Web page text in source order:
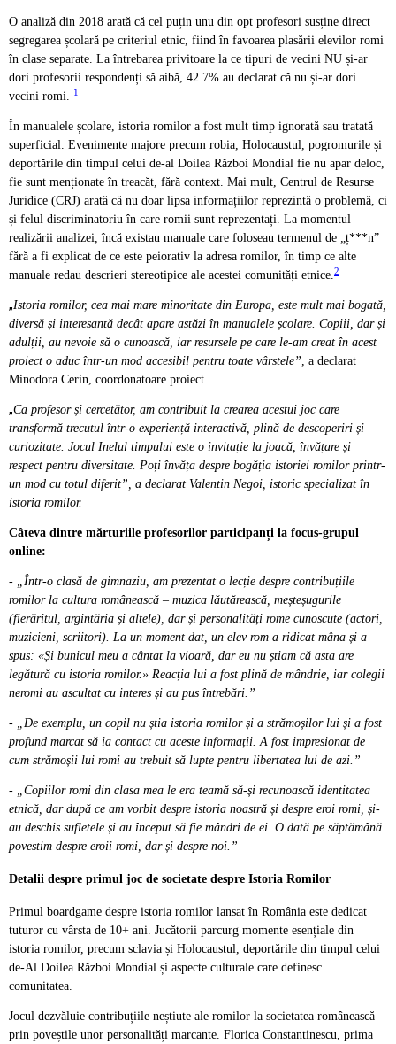
O analiză din 2018 arată că cel puțin unu din opt profesori susține direct
segregarea școlară pe criteriul etnic, fiind în favoarea plasării elevilor romi
în clase separate. La întrebarea privitoare la ce tipuri de vecini NU și-ar
dori profesorii respondenți să aibă, 42.7% au declarat că nu și-ar dori
vecini romi. 1
În manualele școlare, istoria romilor a fost mult timp ignorată sau tratată
superficial. Evenimente majore precum robia, Holocaustul, pogromurile și
deportările din timpul celui de-al Doilea Război Mondial fie nu apar deloc,
fie sunt menționate în treacăt, fără context. Mai mult, Centrul de Resurse
Juridice (CRJ) arată că nu doar lipsa informațiilor reprezintă o problemă, ci
și felul discriminatoriu în care romii sunt reprezentați. La momentul
realizării analizei, încă existau manuale care foloseau termenul de „ț***n”
fără a fi explicat de ce este peiorativ la adresa romilor, în timp ce alte
manuale redau descrieri stereotipice ale acestei comunități etnice.2
„Istoria romilor, cea mai mare minoritate din Europa, este mult mai bogată,
diversă și interesantă decât apare astăzi în manualele școlare. Copiii, dar și
adulții, au nevoie să o cunoască, iar resursele pe care le-am creat în acest
proiect o aduc într-un mod accesibil pentru toate vârstele”, a declarat
Minodora Cerin, coordonatoare proiect.
„Ca profesor și cercetător, am contribuit la crearea acestui joc care
transformă trecutul într-o experiență interactivă, plină de descoperiri și
curiozitate. Jocul Inelul timpului este o invitație la joacă, învățare și
respect pentru diversitate. Poți învăța despre bogăția istoriei romilor printr-
un mod cu totul diferit”, a declarat Valentin Negoi, istoric specializat în
istoria romilor.
Câteva dintre mărturiile profesorilor participanți la focus-grupul
online:
- „Într-o clasă de gimnaziu, am prezentat o lecție despre contribuțiile
romilor la cultura românească – muzica lăutărească, meșteșugurile
(fierăritul, argintăria și altele), dar și personalități rome cunoscute (actori,
muzicieni, scriitori). La un moment dat, un elev rom a ridicat mâna și a
spus: «Și bunicul meu a cântat la vioară, dar eu nu știam că asta are
legătură cu istoria romilor.» Reacția lui a fost plină de mândrie, iar colegii
neromi au ascultat cu interes și au pus întrebări.”
- „De exemplu, un copil nu știa istoria romilor și a strămoșilor lui și a fost
profund marcat să ia contact cu aceste informații. A fost impresionat de
cum strămoșii lui romi au trebuit să lupte pentru libertatea lui de azi. ”
- „Copiilor romi din clasa mea le era teamă să-și recunoască identitatea
etnică, dar după ce am vorbit despre istoria noastră și despre eroi romi, și-
au deschis sufletele și au început să fie mândri de ei. O dată pe săptămână
povestim despre eroii romi, dar și despre noi.”
Detalii despre primul joc de societate despre Istoria Romilor
Primul boardgame despre istoria romilor lansat în România este dedicat
tuturor cu vârsta de 10+ ani. Jucătorii parcurg momente esențiale din
istoria romilor, precum sclavia și Holocaustul, deportările din timpul celui
de-Al Doilea Război Mondial și aspecte culturale care definesc
comunitatea.
Jocul dezvăluie contribuțiile neștiute ale romilor la societatea românească
prin poveștile unor personalități marcante. Florica Constantinescu, prima